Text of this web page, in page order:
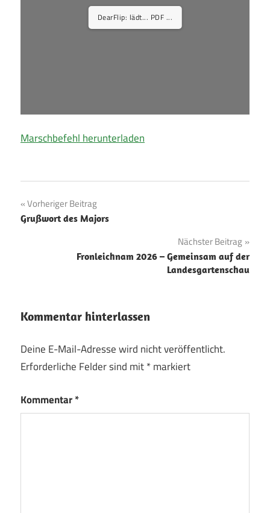
DearFlip: lädt... PDF ...
Marschbefehl herunterladen
Beitragsnavigation
Vorheriger Beitrag
Grußwort des Majors
Nächster Beitrag
Fronleichnam 2026 – Gemeinsam auf der
Landesgartenschau
Kommentar hinterlassen
Deine E-Mail-Adresse wird nicht veröffentlicht.
Erforderliche Felder sind mit*markiert
Kommentar*